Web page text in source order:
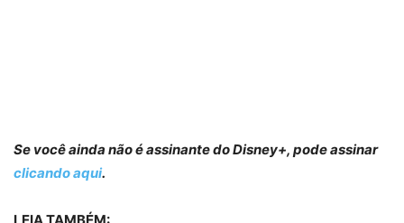
Se você ainda não é assinante do Disney+, pode assinar
clicando aqui.